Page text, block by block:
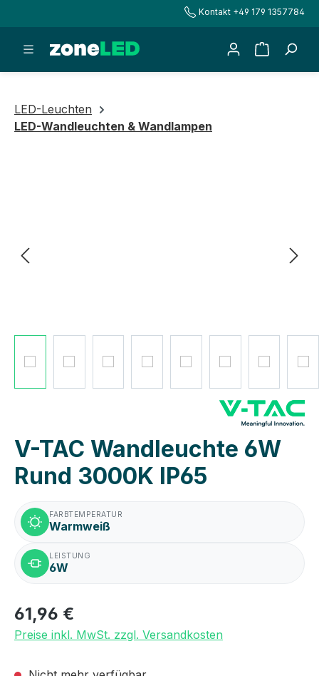
Kontakt +49 179 1357784
LED-Leuchten
LED-Wandleuchten & Wandlampen
V-TAC Wandleuchte 6W
Rund 3000K IP65
FARBTEMPERATUR
Warmweiß
LEISTUNG
6W
61,96 €
Preise inkl. MwSt. zzgl. Versandkosten